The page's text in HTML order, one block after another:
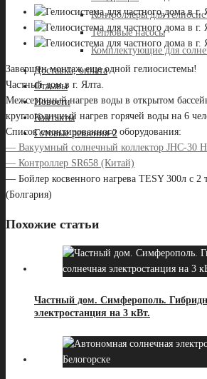
Контроллеры для
Тепловые насосы
Комплектующие для
Доставка, оплата
Отзывы
Новости
Контакты
Готовые решения-2
Завершен монтаж еще одной гелиосистемы!
Частный дом в г. Ялта.
Межсезонный нагрев воды в открытом
круглогодичный нагрев горячей воды на 6
Список смонтированного оборудования:
— Вакуумный солнечный коллектор JHC-30
— Контроллер SR658 (Китай)
— Бойлер косвенного нагрева TESY 300л с 2
(Болгария)
Похожие статьи
Частный дом. Симферополь.
электростанция на 3 кВт.